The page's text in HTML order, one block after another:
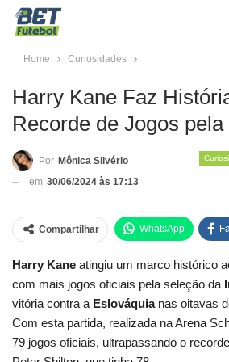
Home Curiosidades
Harry Kane Faz
Recorde de Jogos
Por Mônica Silvério
em 30/06/2024 às 17:13
Compartilhar WhatsApp
Harry Kane atingiu um marco histórico
com mais jogos oficiais pela seleção da
vitória contra a Eslováquianas oitavas
Com esta partida, realizada na Arena
79 jogos oficiais, ultrapassando o